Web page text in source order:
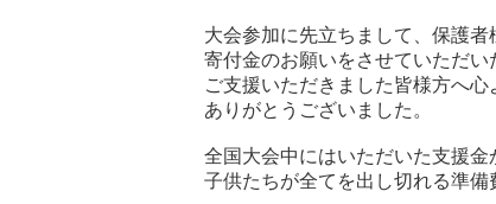
大会参加に先立ちまして、保護
寄付金のお願いをさせていただい
ご支援いただきました皆様方へ心
ありがとうございました。
全国大会中にはいただいた支援金
子供たちが全てを出し切れる準備